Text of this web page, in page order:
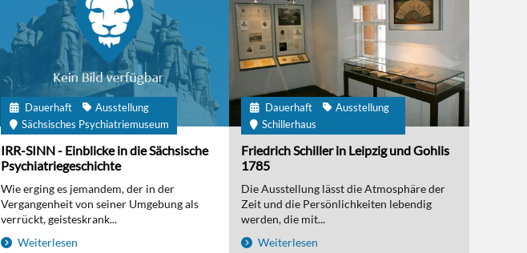
Dauerhaft
Ausstellung
Sächsisches Psychiatriemuseum
IRR-SINN - Einblicke in die Sächsische
Psychiatriegeschichte
Wie erging es jemandem, der in der
Vergangenheit von seiner Umgebung als
verrückt, geisteskrank...
Weiterlesen
Dauerhaft
Ausstellung
Schillerhaus
Friedrich Schiller in Leipzig und Gohlis
1785
Die Ausstellung lässt die Atmosphäre der
Zeit und die Persönlichkeiten lebendig
werden, die mit...
Weiterlesen